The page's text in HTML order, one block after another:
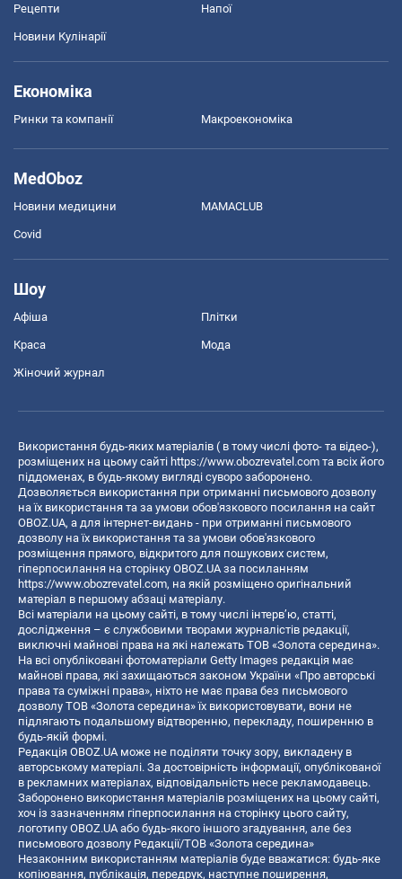
Рецепти Напої
Новини Кулінарії
Економіка
Ринки та компанії Макроекономіка
MedOboz
Новини медицини MAMACLUB
Covid
Шоу
Афіша Плітки
Краса Мода
Жіночий журнал
Використання будь-яких матеріалів ( в тому числі фото- та відео-),
розміщених на цьому сайті https://www.obozrevatel.com та всіх його
піддоменах, в будь-якому вигляді суворо заборонено.
Дозволяється використання при отриманні письмового дозволу
на їх використання та за умови обов'язкового посилання на сайт
OBOZ.UA, а для інтернет-видань - при отриманні письмового
дозволу на їх використання та за умови обов'язкового
розміщення прямого, відкритого для пошукових систем,
гіперпосилання на сторінку OBOZ.UA за посиланням
https://www.obozrevatel.com, на якій розміщено оригінальний
матеріал в першому абзаці матеріалу.
Всі матеріали на цьому сайті, в тому числі інтерв’ю, статті,
дослідження – є службовими творами журналістів редакції,
виключні майнові права на які належать ТОВ «Золота середина».
На всі опубліковані фотоматеріали Getty Images редакція має
майнові права, які захищаються законом України «Про авторські
права та суміжні права», ніхто не має права без письмового
дозволу ТОВ «Золота середина» їх використовувати, вони не
підлягають подальшому відтворенню, перекладу, поширенню в
будь-якій формі.
Редакція OBOZ.UA може не поділяти точку зору, викладену в
авторському матеріалі. За достовірність інформації, опублікованої
в рекламних матеріалах, відповідальність несе рекламодавець.
Заборонено використання матеріалів розміщених на цьому сайті,
хоч із зазначенням гіперпосилання на сторінку цього сайту,
логотипу OBOZ.UA або будь-якого іншого згадування, але без
письмового дозволу Редакції/ТОВ «Золота середина»
Незаконним використанням матеріалів буде вважатися: будь-яке
копiювання, публiкацiя, передрук, наступне поширення,